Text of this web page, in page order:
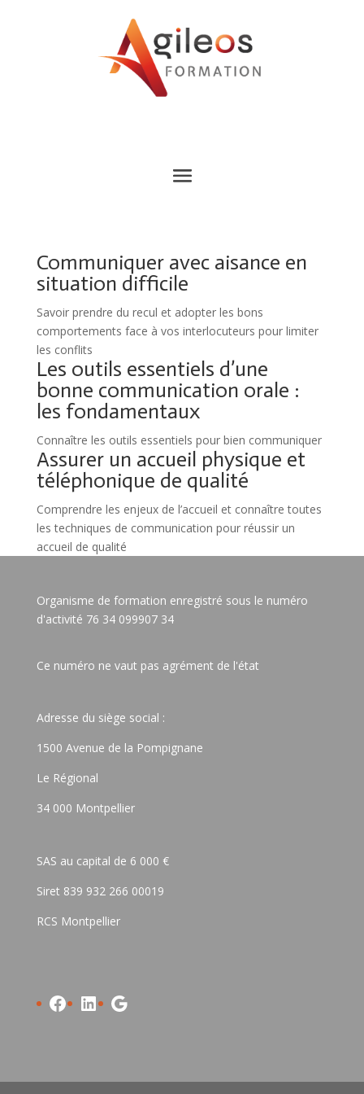
Communiquer avec aisance en
situation difficile
Savoir prendre du recul et adopter les bons
comportements face à vos interlocuteurs pour limiter
les conflits
Les outils essentiels d’une
bonne communication orale :
les fondamentaux
Connaître les outils essentiels pour bien communiquer
Assurer un accueil physique et
téléphonique de qualité
Comprendre les enjeux de l’accueil et connaître toutes
les techniques de communication pour réussir un
accueil de qualité
Organisme de formation enregistré sous le numéro
d'activité 76 34 099907 34
Ce numéro ne vaut pas agrément de l'état
Adresse du siège social :
1500 Avenue de la Pompignane
Le Régional
34 000 Montpellier
SAS au capital de 6 000 €
Siret 839 932 266 00019
RCS Montpellier
Facebook
LinkedIn
Google